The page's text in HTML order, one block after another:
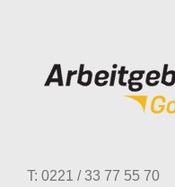
T: 0221 / 33 77 55 70